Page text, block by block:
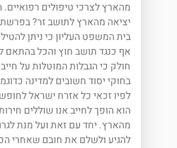
מהארץ לצרכי טיפולים רפואיים.
בית המשפט העליון כי ניתן
אף כנגד תושב חוץ והכל בהתאם
חולק כי הגבלות המוטלות על
בחוקי יסוד חשובים למדינה
לפיו זכאי כל אזרח ישראל
הוא הופך לחייב אנו שוללים
מהארץ. יחד עם זאת ועל מנת
להגיע ולשלם את חובם שאחרי